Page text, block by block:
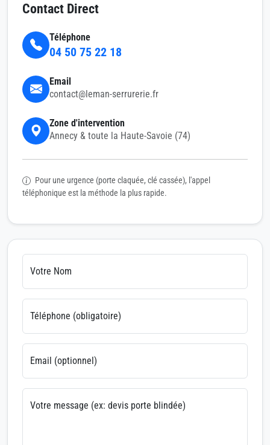
Contact Direct
Téléphone
04 50 75 22 18
Email
contact@leman-serrurerie.fr
Zone d'intervention
Annecy & toute la Haute-Savoie (74)
Pour une urgence (porte claquée, clé cassée), l'appel
téléphonique est la méthode la plus rapide.
Votre Nom
Téléphone (obligatoire)
Email (optionnel)
Votre message (ex: devis porte blindée)